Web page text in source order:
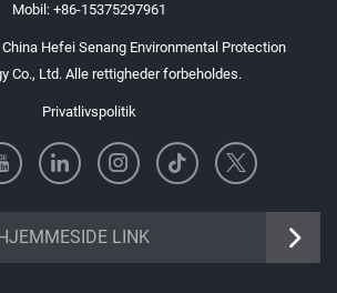
Mobil: +86-15375297961
Hefei Senang Environmental Protection
Co., Ltd. Alle rettigheder forbeholdes.
Privatlivspolitik
LINK
senangbz.en.alibaba.com